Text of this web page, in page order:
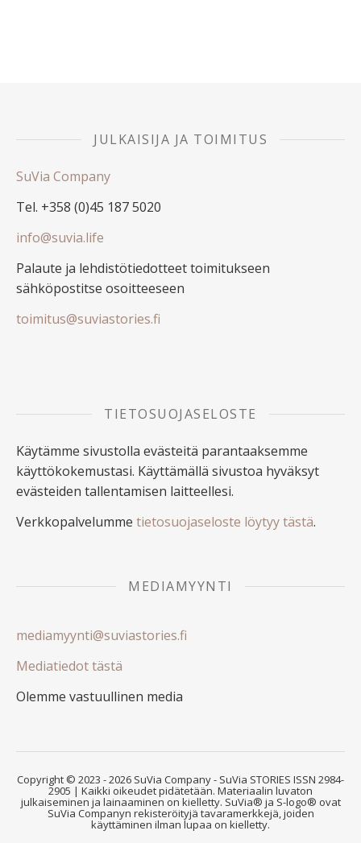
JULKAISIJA JA TOIMITUS
SuVia Company
Tel. +358 (0)45 187 5020
info@suvia.life
Palaute ja lehdistötiedotteet toimitukseen
sähköpostitse osoitteeseen
toimitus@suviastories.fi
TIETOSUOJASELOSTE
Käytämme sivustolla evästeitä parantaaksemme
käyttökokemustasi. Käyttämällä sivustoa hyväksyt
evästeiden tallentamisen laitteellesi.
Verkkopalvelumme tietosuojaseloste löytyy tästä.
MEDIAMYYNTI
mediamyynti@suviastories.fi
Mediatiedot tästä
Olemme vastuullinen media
Copyright © 2023 - 2026 SuVia Company - SuVia STORIES ISSN 2984-
2905 | Kaikki oikeudet pidätetään. Materiaalin luvaton
julkaiseminen ja lainaaminen on kielletty. SuVia® ja S-logo® ovat
SuVia Companyn rekisteröityjä tavaramerkkejä, joiden
käyttäminen ilman lupaa on kielletty.